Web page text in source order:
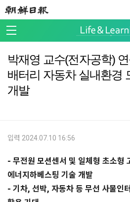
박재영 교수(전자공학)
배터리 자동차 실내환경
개발
입력 2024.07.10 16:56
- 무전원 모션센서 및 일체형 초소형
에너지하베스팅 기술 개발
- 기차, 선박, 자동차 등 무선 사물인